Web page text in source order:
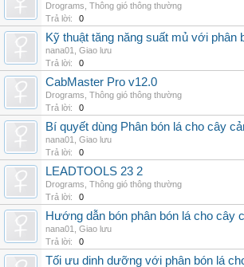
Drograms Thông gió thông thường
Trả lời:
0
Kỹ thuật tăng năng suất mủ với phân
nana01
Giao lưu
Trả lời:
0
CabMaster Pro v12.0
Drograms Thông gió thông thường
Trả lời:
0
Bí quyết dùng Phân bón lá cho cây
nana01
Giao lưu
Trả lời:
0
LEADTOOLS 23 2
Drograms Thông gió thông thường
Trả lời:
0
Hướng dẫn bón phân bón lá cho cây
nana01
Giao lưu
Trả lời:
0
Tối ưu dinh dưỡng với phân bón lá